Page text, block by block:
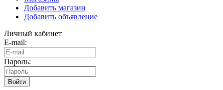
Добавить магазин
Добавить объявление
Личный кабинет
E-mail:
Пароль:
Войти